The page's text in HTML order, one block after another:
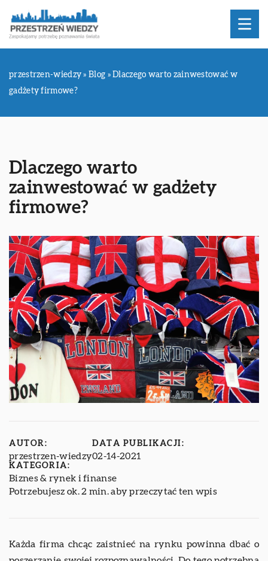
przestrzen-wiedzy »Blog »Dlaczego warto zainwestować w
gadżety firmowe?
Dlaczego warto
zainwestować w gadżety
firmowe?
AUTOR:
przestrzen-wiedzy
DATA PUBLIKACJI:
02-14-2021
KATEGORIA:
Biznes & rynek i finanse
Potrzebujesz ok. 2 min. aby przeczytać ten wpis
Każda firma chcąc zaistnieć na rynku powinna dbać o